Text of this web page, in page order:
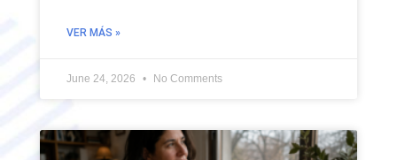
VER MÁS »
June 24, 2026 No Comments